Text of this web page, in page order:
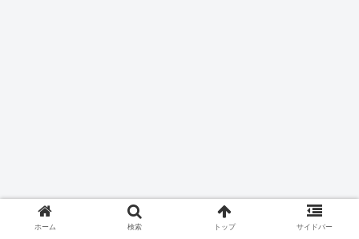
ホーム 検索 トップ サイドバー